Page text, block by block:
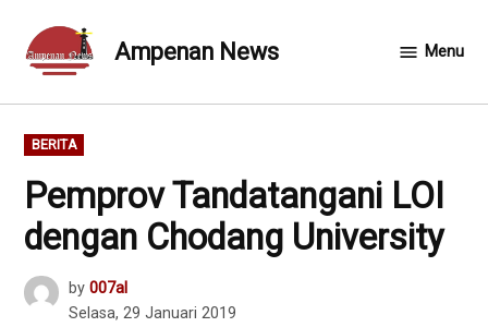
content
Ampenan News Menu
POSTED
IN
BERITA
Pemprov Tandatangani LOI
dengan Chodang University
by 007al
Selasa, 29 Januari 2019